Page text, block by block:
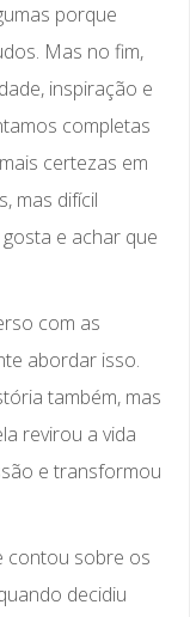
porque
Mas no fim,
inspiração e
completas
certezas em
mas difícil
e achar que
com as
abordar isso.
também, mas
revirou a vida
e transformou
contou sobre os
decidiu